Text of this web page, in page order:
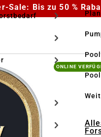
Sale: Bis zu 50 %
ONLINE